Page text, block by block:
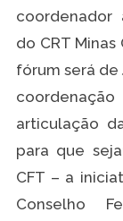
coordenador
do CRT
fórum será de
articulação
para que
CFT – a
Conselho